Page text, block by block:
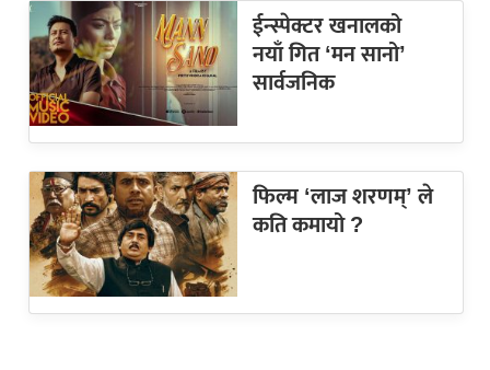
ईन्स्पेक्टर खनालको
नयाँ गित ‘मन सानो’
सार्वजनिक
फिल्म ‘लाज शरणम्’ ले
कति कमायो ?